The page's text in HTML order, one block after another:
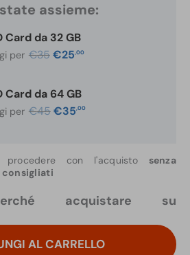
assieme:
Card da 32 GB
per €35 Il
prezzo
€35,00.
€25 ,00Il
Card da 64 GB
per €45 Il
prezzo
€35,00Il
procedere con l'acquisto senza
consigliati
AL CARRELLO
acquistare su